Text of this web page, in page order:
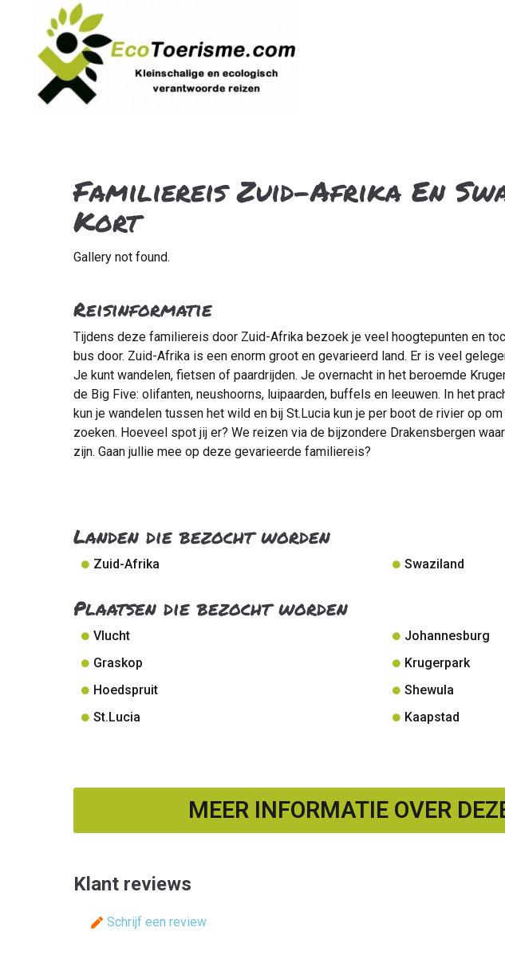
Familiereis Zuid-Afrika En
Kort
Gallery not found.
Reisinformatie
Tijdens deze familiereis door Zuid-Afrika bezoek je veel hoogtepunten en
bus door. Zuid-Afrika is een enorm groot en gevarieerd land. Er is veel
Je kunt wandelen, fietsen of paardrijden. Je overnacht in het beroemde
de Big Five: olifanten, neushoorns, luipaarden, buffels en leeuwen. In het
kun je wandelen tussen het wild en bij St.Lucia kun je per boot de rivier op
zoeken. Hoeveel spot jij er? We reizen via de bijzondere Drakensbergen
zijn. Gaan jullie mee op deze gevarieerde familiereis?
Landen die bezocht worden
Zuid-Afrika Swaziland
Plaatsen die bezocht worden
Vlucht
Johannesburg
Graskop
Krugerpark
Hoedspruit
Shewula
St.Lucia
Kaapstad
MEER INFORMATIE OVER
Klant reviews
Schrijf een review